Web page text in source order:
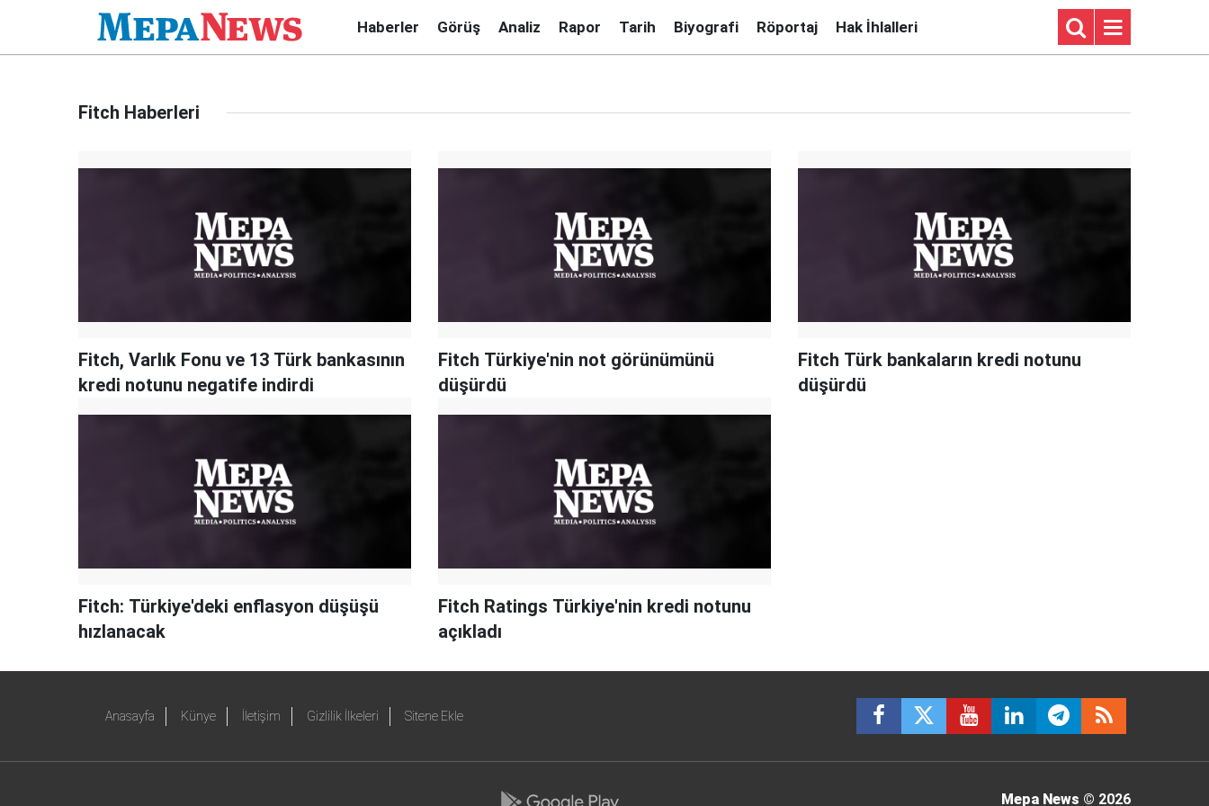
Haberler Görüş Analiz Rapor Tarih Biyografi Röportaj Hak İhlalleri
Fitch Haberleri
Fitch, Varlık Fonu ve 13 Türk bankasının
kredi notunu negatife indirdi
Fitch Türkiye'nin not görünümünü
düşürdü
Fitch Türk bankaların kredi notunu
düşürdü
Fitch: Türkiye'deki enflasyon düşüşü
hızlanacak
Fitch Ratings Türkiye'nin kredi notunu
açıkladı
Anasayfa Künye İletişim Gizlilik İlkeleri Sitene Ekle
Mepa News © 2026